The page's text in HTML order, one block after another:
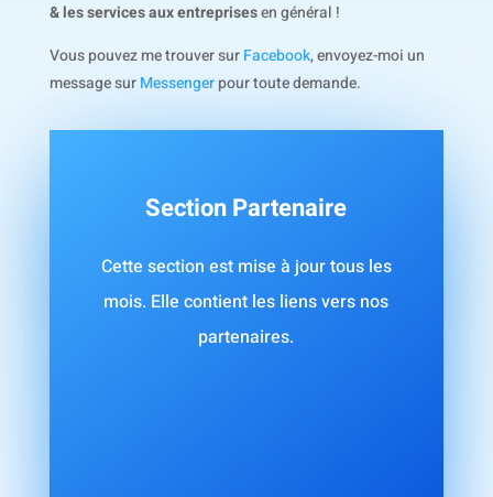
& les services aux entreprisesen général !
Vous pouvez me trouver sur Facebook, envoyez-moi un
message sur Messenger pour toute demande.
Section Partenaire
Cette section est mise à jour tous les
mois. Elle contient les liens vers nos
partenaires.